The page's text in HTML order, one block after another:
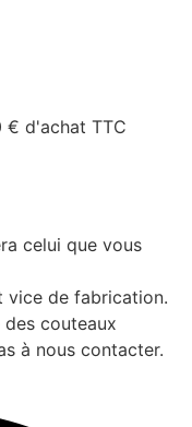
€ d'achat TTC
celui que vous
vice de fabrication.
couteaux
à nous contacter.